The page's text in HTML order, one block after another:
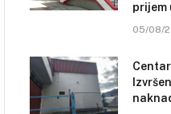
prijem
05/08/